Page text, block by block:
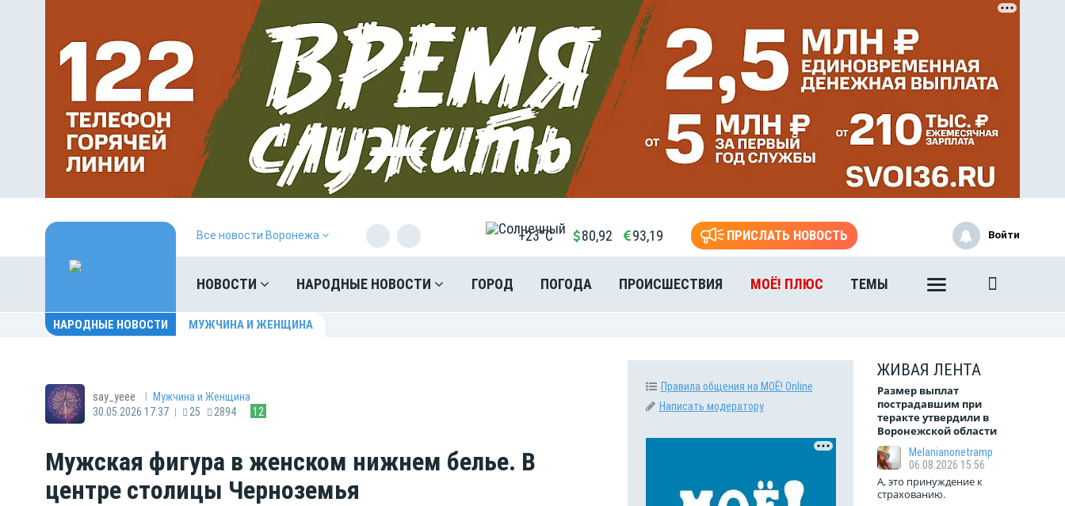
Все новости Воронежа +23°C 80,92 93,19 ПРИСЛАТЬ НОВОСТЬ
НОВОСТИ НАРОДНЫЕ НОВОСТИ ГОРОД ПОГОДА ПРОИСШЕСТВИЯ МОЁ! ПЛЮС ТЕМЫ
Войти
НАРОДНЫЕ НОВОСТИ МУЖЧИНА И ЖЕНЩИНА
say_yeee |
Мужчина и Женщина
30.05.2026 17:37 | 25 2894 12
Мужская фигура в женском нижнем белье. В
центре столицы Черноземья
Правила общения на МОЁ! Online
Написать модератору
ЖИВАЯ ЛЕНТА
Размер выплат
пострадавшим при
теракте утвердили в
Воронежской области
Melanianonetramp
06.08.2026 15:56
А, это принуждение к
страхованию.